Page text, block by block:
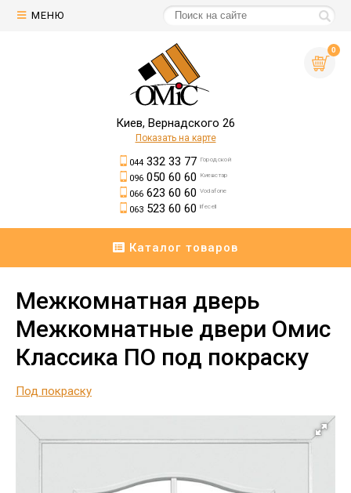
МЕНЮ
0
Киев, Вернадского 26
Показать на карте
044332 33 77 Городской
096050 60 60 Киевстар
066623 60 60 Vodafone
063523 60 60 lifecell
Каталог товаров
Межкомнатная дверь
Межкомнатные двери Омис
Классика ПО под покраску
Под покраску